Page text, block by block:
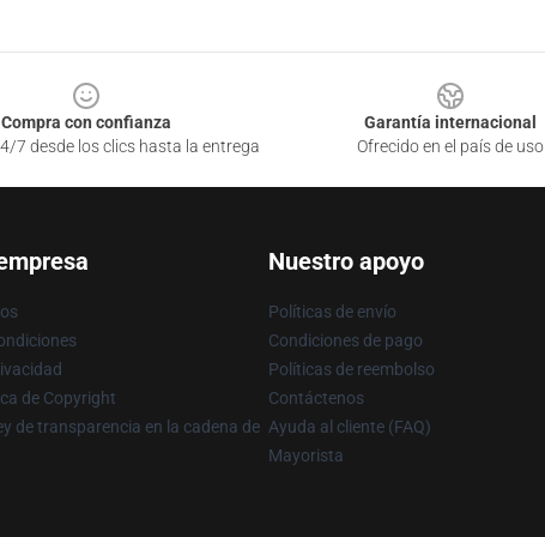
Compra con confianza
7 desde los clics hasta la entrega
Garantía internacional
Ofrecido en el país de uso
de Copyright
de transparencia en la cadena de
Nuestro apoyo
Políticas de envío
Condiciones de pago
Políticas de reembolso
Contáctenos
Ayuda al cliente (FAQ)
Mayorista